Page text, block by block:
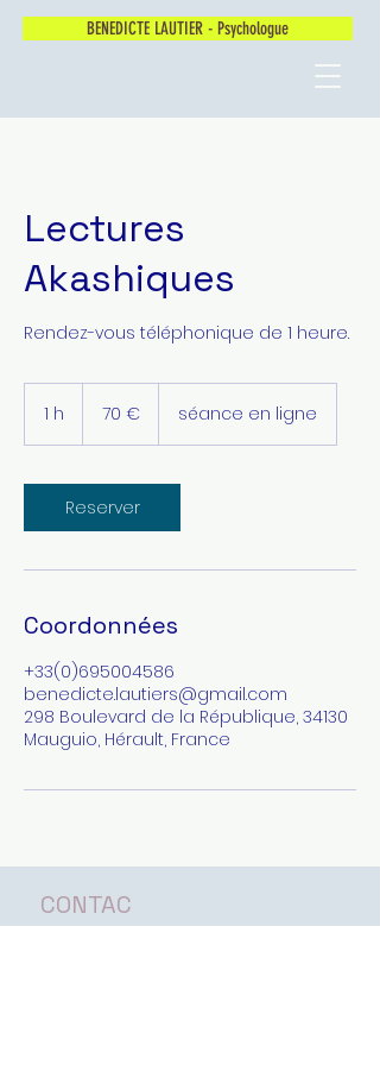
BENEDICTE LAUTIER - Psychologue
Lectures
Akashiques
Rendez-vous téléphonique de 1 heure.
1 h 70 € séance en ligne
Reserver
Coordonnées
+33(0)695004586
benedicte.lautiers@gmail.com
298 Boulevard de la République, 34130
Mauguio, Hérault, France
CONTAC
T